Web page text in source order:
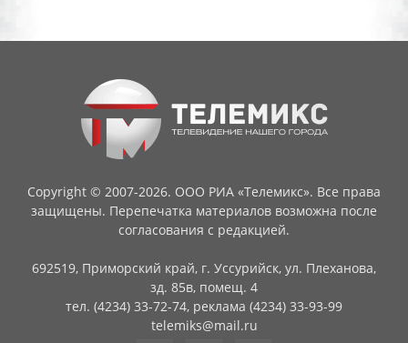
Copyright © 2007-2026. ООО РИА «Телемикс». Все права
защищены. Перепечатка материалов возможна после
согласования с редакцией.
692519, Приморский край, г. Уссурийск, ул. Плеханова,
зд. 85в, помещ. 4
тел. (4234) 33-72-74, реклама (4234) 33-93-99
telemiks@mail.ru